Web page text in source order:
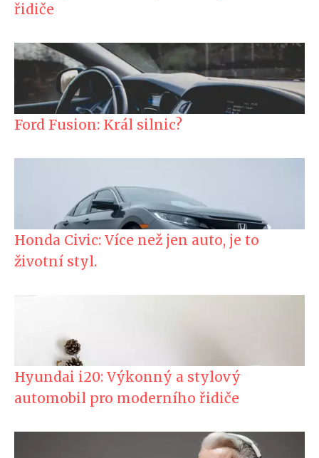
řidiče
Ford Fusion: Král silnic?
Honda Civic: Více než jen auto, je to
životní styl.
Hyundai i20: Výkonný a stylový
automobil pro moderního řidiče